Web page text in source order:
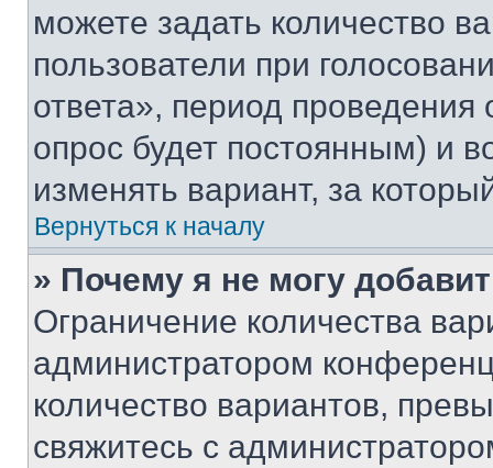
можете задать количество
пользователи при
ответа», период проведения
опрос будет постоянным) и
изменять вариант, за
Вернуться к началу
» Почему я не могу
Ограничение количества
администратором
количество вариантов,
свяжитесь с